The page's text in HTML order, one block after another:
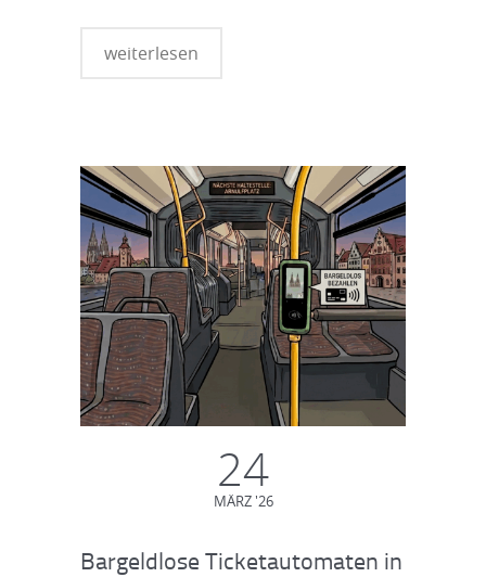
weiterlesen
24
MÄRZ '26
Bargeldlose Ticketautomaten in